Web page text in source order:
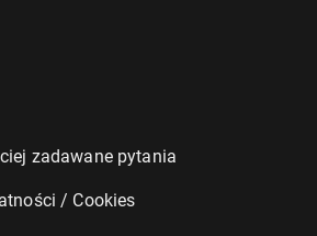
zadawane pytania
/ Cookies